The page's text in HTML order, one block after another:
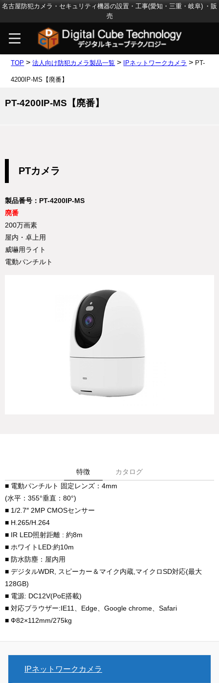
名古屋防犯カメラ・セキュリティ機器の設置・工事(愛知・三重・岐阜) ・販
売
TOP >法人向け防犯カメラ製品一覧 > IPネットワークカメラ > PT-
4200IP-MS【廃番】
PT-4200IP-MS【廃番】
PTカメラ
製品番号：PT-4200IP-MS
廃番
200万画素
屋内・卓上用
威嚇用ライト
電動パンチルト
特徴 カタログ
■ 電動パンチルト 固定レンズ：4mm
(水平：355°垂直：80°)
■ 1/2.7″ 2MP CMOSセンサー
■ H.265/H.264
■ IR LED照射距離 : 約8m
■ ホワイトLED:約10m
■ 防水防塵：屋内用
■ デジタルWDR, スピーカー＆マイク内蔵,マイクロSD対応(最大
128GB)
■ 電源: DC12V(PoE搭載)
■ 対応ブラウザー:IE11、Edge、Google chrome、Safari
■ Ф82×112mm/275kg
IPネットワークカメラ